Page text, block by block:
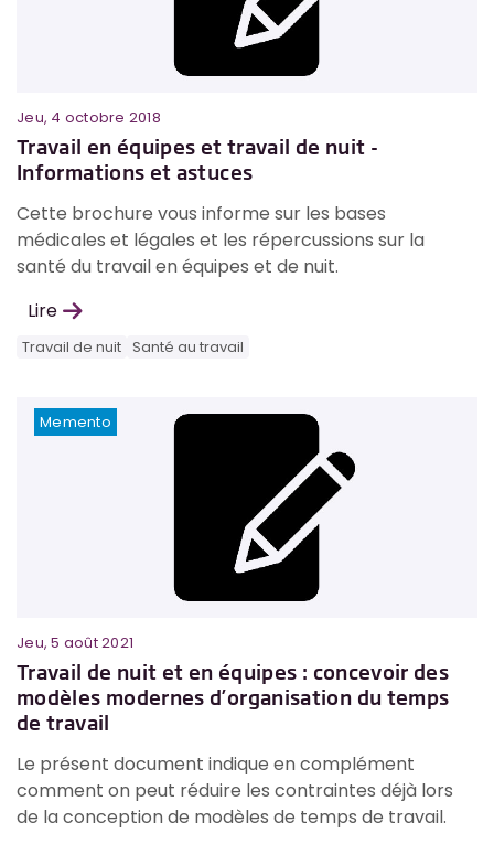
Jeu, 4 octobre 2018
Travail en équipes et travail de nuit -
Informations et astuces
Cette brochure vous informe sur les bases
médicales et légales et les répercussions sur la
santé du travail en équipes et de nuit.
Lire
Travail de nuit Santé au travail
Memento
Jeu, 5 août 2021
Travail de nuit et en équipes : concevoir des
modèles modernes d’organisation du temps
de travail
Le présent document indique en complément
comment on peut réduire les contraintes déjà lors
de la conception de modèles de temps de travail.